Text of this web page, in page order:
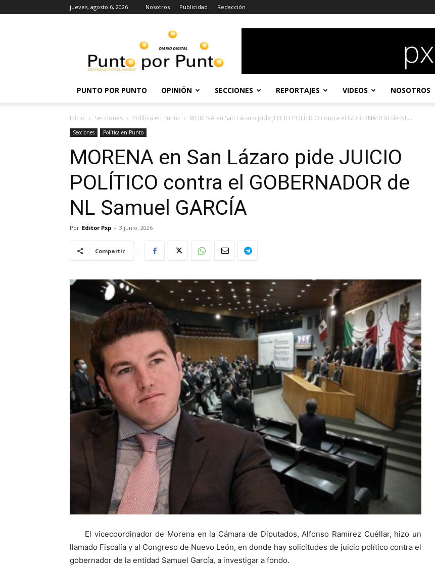
jueves, agosto 6, 2026 Nosotros Publicidad Redacción
Punto
PUNTO POR PUNTO OPINIÓN SECCIONES REPORTAJES VIDEOS NOSOTROS
Inicio Secciones Política en Punto MORENA en San Lázaro pide JUICIO POLÍTICO contra el GOBERNADOR de NL...
Secciones Política en Punto
MORENA en San Lázaro pide JUICIO
POLÍTICO contra el GOBERNADOR de
NL Samuel GARCÍA
Por Editor Pxp - 3 junio, 2026
Compartir
El vicecoordinador de Morena en la Cámara de Diputados, Alfonso Ramírez Cuéllar, hizo un
llamado Fiscalía y al Congreso de Nuevo León, en donde hay solicitudes de juicio político contra el
gobernador de la entidad Samuel García, a investigar a fondo.